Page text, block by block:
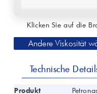
Klicken Sie auf die
Andere Viskosität
Technische
Produkt